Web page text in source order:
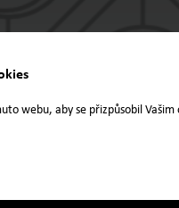
webu, aby se přizpůsobil